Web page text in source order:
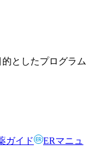
としたプログラム
ガイド
ERマニュ